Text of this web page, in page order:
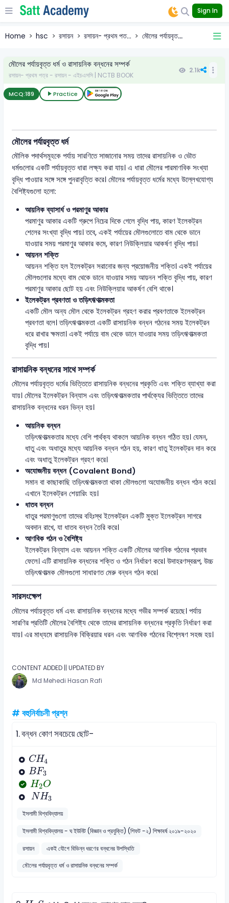
Sign In
Home hsc রসায়ন রসায়ন- প্রথম পত... মৌলের পর্যায়বৃত...
মৌলের পর্যায়বৃত্ত ধর্ম ও রাসায়নিক বন্ধনের সম্পর্ক
রসায়ন- প্রথম পত্র - রসায়ন - এইচএসসি | NCTB BOOK
2.1k
MCQ:189 Practice
মৌলের পর্যায়বৃত্ত ধর্ম
মৌলিক পদার্থসমূহকে পর্যায় সারণিতে সাজানোর সময় তাদের রাসায়নিক ও ভৌত
ধর্মগুলোর একটি পর্যায়বৃত্ত ধারা লক্ষ্য করা যায়। এ ধারা মৌলের পারমাণবিক সংখ্যা
বৃদ্ধি পাওয়ার সঙ্গে সঙ্গে পুনরাবৃত্তি করে। মৌলের পর্যায়বৃত্ত ধর্মের মধ্যে উল্লেখযোগ্য
বৈশিষ্ট্যগুলো হলো:
আয়নিক ব্যাসার্ধ ও পরমাণুর আকার
পরমাণুর আকার একটি গ্রুপে নিচের দিকে গেলে বৃদ্ধি পায়, কারণ ইলেকট্রন
শেলের সংখ্যা বৃদ্ধি পায়। তবে, একই পর্যায়ের মৌলগুলোতে বাম থেকে ডানে
যাওয়ার সময় পরমাণুর আকার কমে, কারণ নিউক্লিয়ার আকর্ষণ বৃদ্ধি পায়।
আয়নন শক্তি
আয়নন শক্তি হল ইলেকট্রন সরানোর জন্য প্রয়োজনীয় শক্তি। একই পর্যায়ের
মৌলগুলোর মধ্যে বাম থেকে ডানে যাওয়ার সময় আয়নন শক্তি বৃদ্ধি পায়, কারণ
পরমাণুর আকার ছোট হয় এবং নিউক্লিয়ার আকর্ষণ বেশি থাকে।
ইলেকট্রন প্রবণতা ও তড়িৎঋণাত্মকতা
একটি মৌল অন্য মৌল থেকে ইলেকট্রন গ্রহণ করার প্রবণতাকে ইলেকট্রন
প্রবণতা বলে। তড়িৎঋণাত্মকতা একটি রাসায়নিক বন্ধন গঠনের সময় ইলেকট্রন
ধরে রাখার ক্ষমতা। একই পর্যায়ে বাম থেকে ডানে যাওয়ার সময় তড়িৎঋণাত্মকতা
বৃদ্ধি পায়।
রাসায়নিক বন্ধনের সাথে সম্পর্ক
মৌলের পর্যায়বৃত্ত ধর্মের ভিত্তিতে রাসায়নিক বন্ধনের প্রকৃতি এবং শক্তি ব্যাখ্যা করা
যায়। মৌলের ইলেকট্রন বিন্যাস এবং তড়িৎঋণাত্মকতার পার্থক্যের ভিত্তিতে তাদের
রাসায়নিক বন্ধনের ধরন ভিন্ন হয়।
আয়নিক বন্ধন
তড়িৎঋণাত্মকতার মধ্যে বেশি পার্থক্য থাকলে আয়নিক বন্ধন গঠিত হয়। যেমন,
ধাতু এবং অধাতুর মধ্যে আয়নিক বন্ধন গঠন হয়, কারণ ধাতু ইলেকট্রন দান করে
এবং অধাতু ইলেকট্রন গ্রহণ করে।
অযোজনীয় বন্ধন (Covalent Bond)
সমান বা কাছাকাছি তড়িৎঋণাত্মকতা থাকা মৌলগুলো অযোজনীয় বন্ধন গঠন করে।
এখানে ইলেকট্রন শেয়ারিং হয়।
ধাতব বন্ধন
ধাতুর পরমাণুগুলো তাদের বহিঃস্থ ইলেকট্রন একটি মুক্ত ইলেকট্রন সাগরে
অবদান রাখে, যা ধাতব বন্ধন তৈরি করে।
আণবিক গঠন ও বৈশিষ্ট্য
ইলেকট্রন বিন্যাস এবং আয়নন শক্তি একটি মৌলের আণবিক গঠনের প্রভাব
ফেলে। এটি রাসায়নিক বন্ধনের শক্তি ও গঠন নির্ধারণ করে। উদাহরণস্বরূপ, উচ্চ
তড়িৎঋণাত্মক মৌলগুলো সাধারণত মেরু বন্ধন গঠন করে।
সারসংক্ষেপ
মৌলের পর্যায়বৃত্ত ধর্ম এবং রাসায়নিক বন্ধনের মধ্যে গভীর সম্পর্ক রয়েছে। পর্যায়
সারণির প্রতিটি মৌলের বৈশিষ্ট্য থেকে তাদের রাসায়নিক বন্ধনের প্রকৃতি নির্ধারণ করা
যায়। এর মাধ্যমে রাসায়নিক বিক্রিয়ার ধরন এবং আণবিক গঠনের বিশ্লেষণ সহজ হয়।
CONTENT ADDED || UPDATED BY
Md Mehedi Hasan Rafi
# বহুনির্বাচনী প্রশ্ন
1.বন্ধন কোণ সবচেয়ে ছোট-
CH4
CH4
BF3
BF3
H2O
H2O
N H3
NH3
ইসলামী বিশ্ববিদ্যালয়
ইসলামী বিশ্ববিদ্যালয় - ঘ ইউনিট (বিজ্ঞান ও প্রযুক্তি) (শিফট -২) শিক্ষাবর্ষ ২০১৯-২০২০
রসায়ন
একই যৌগে বিভিন্ন ধরণের বন্ধনের উপস্থিতি
মৌলের পর্যায়বৃত্ত ধর্ম ও রাসায়নিক বন্ধনের সম্পর্ক
H2 S